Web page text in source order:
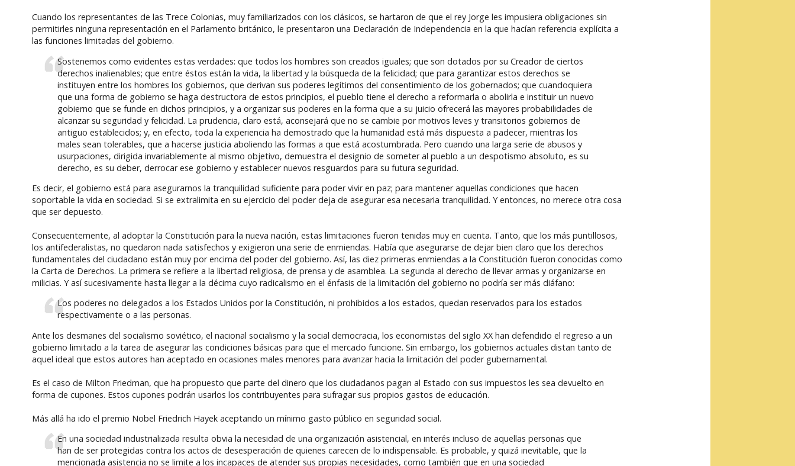
Cuando los representantes de las Trece Colonias, muy familiarizados con los clásicos, se hartaron de que el rey Jorge les impusiera obligaciones sin
permitirles ninguna representación en el Parlamento británico, le presentaron una Declaración de Independencia en la que hacían referencia explícita a
las funciones limitadas del gobierno.
Sostenemos como evidentes estas verdades: que todos los hombres son creados iguales; que son dotados por su Creador de ciertos
derechos inalienables; que entre éstos están la vida, la libertad y la búsqueda de la felicidad; que para garantizar estos derechos se
instituyen entre los hombres los gobiernos, que derivan sus poderes legítimos del consentimiento de los gobernados; que cuandoquiera
que una forma de gobierno se haga destructora de estos principios, el pueblo tiene el derecho a reformarla o abolirla e instituir un nuevo
gobierno que se funde en dichos principios, y a organizar sus poderes en la forma que a su juicio ofrecerá las mayores probabilidades de
alcanzar su seguridad y felicidad. La prudencia, claro está, aconsejará que no se cambie por motivos leves y transitorios gobiernos de
antiguo establecidos; y, en efecto, toda la experiencia ha demostrado que la humanidad está más dispuesta a padecer, mientras los
males sean tolerables, que a hacerse justicia aboliendo las formas a que está acostumbrada. Pero cuando una larga serie de abusos y
usurpaciones, dirigida invariablemente al mismo objetivo, demuestra el designio de someter al pueblo a un despotismo absoluto, es su
derecho, es su deber, derrocar ese gobierno y establecer nuevos resguardos para su futura seguridad.
Es decir, el gobierno está para asegurarnos la tranquilidad suficiente para poder vivir en paz; para mantener aquellas condiciones que hacen
soportable la vida en sociedad. Si se extralimita en su ejercicio del poder deja de asegurar esa necesaria tranquilidad. Y entonces, no merece otra cosa
que ser depuesto.
Consecuentemente, al adoptar la Constitución para la nueva nación, estas limitaciones fueron tenidas muy en cuenta. Tanto, que los más puntillosos,
los antifederalistas, no quedaron nada satisfechos y exigieron una serie de enmiendas. Había que asegurarse de dejar bien claro que los derechos
fundamentales del ciudadano están muy por encima del poder del gobierno. Así, las diez primeras enmiendas a la Constitución fueron conocidas como
la Carta de Derechos. La primera se refiere a la libertad religiosa, de prensa y de asamblea. La segunda al derecho de llevar armas y organizarse en
milicias. Y así sucesivamente hasta llegar a la décima cuyo radicalismo en el énfasis de la limitación del gobierno no podría ser más diáfano:
Los poderes no delegados a los Estados Unidos por la Constitución, ni prohibidos a los estados, quedan reservados para los estados
respectivamente o a las personas.
Ante los desmanes del socialismo soviético, el nacional socialismo y la social democracia, los economistas del siglo XX han defendido el regreso a un
gobierno limitado a la tarea de asegurar las condiciones básicas para que el mercado funcione. Sin embargo, los gobiernos actuales distan tanto de
aquel ideal que estos autores han aceptado en ocasiones males menores para avanzar hacia la limitación del poder gubernamental.
Es el caso de Milton Friedman, que ha propuesto que parte del dinero que los ciudadanos pagan al Estado con sus impuestos les sea devuelto en
forma de cupones. Estos cupones podrán usarlos los contribuyentes para sufragar sus propios gastos de educación.
Más allá ha ido el premio Nobel Friedrich Hayek aceptando un mínimo gasto público en seguridad social.
En una sociedad industrializada resulta obvia la necesidad de una organización asistencial, en interés incluso de aquellas personas que
han de ser protegidas contra los actos de desesperación de quienes carecen de lo indispensable. Es probable, y quizá inevitable, que la
mencionada asistencia no se limite a los incapaces de atender sus propias necesidades, como también que en una sociedad